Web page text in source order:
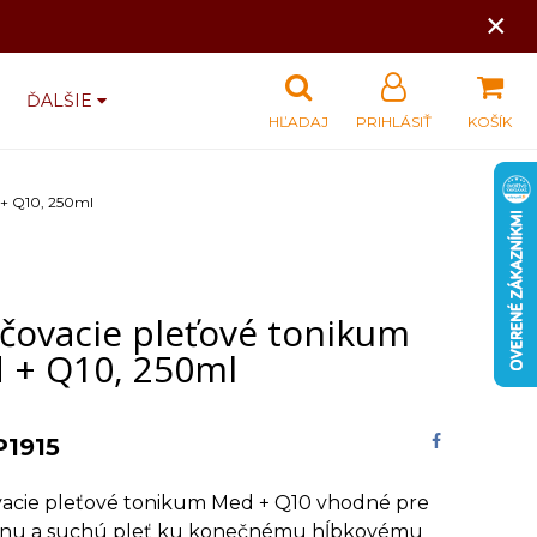
×
ĎALŠIE
KOŠÍK
PRIHLÁSIŤ
HĽADAJ
Q10, 250ml
pleťové tonikum
+ Q10, 250ml
pleťové tonikum Med + Q10 vhodné pre
a suchú pleť ku konečnému hĺbkovému